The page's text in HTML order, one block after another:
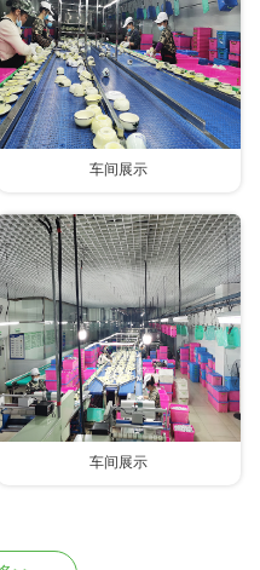
车间展示
车间展示